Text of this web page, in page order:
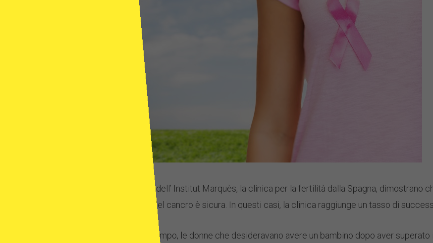
Studi recenti dell’ Institut Marquès, la clinica per la fertilità dalla Spagna, dimostrano
trattamento del cancro è sicura. In questi casi, la clinica raggiunge un tasso di
Fino a poco tempo, le donne che desideravano avere un bambino dopo aver